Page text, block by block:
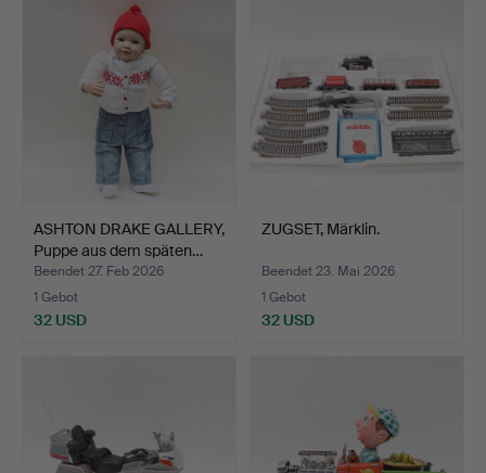
ASHTON DRAKE GALLERY,
Puppe aus dem späten…
Beendet 27. Feb 2026
1 Gebot
32 USD
ZUGSET, Märklin.
Beendet 23. Mai 2026
1 Gebot
32 USD